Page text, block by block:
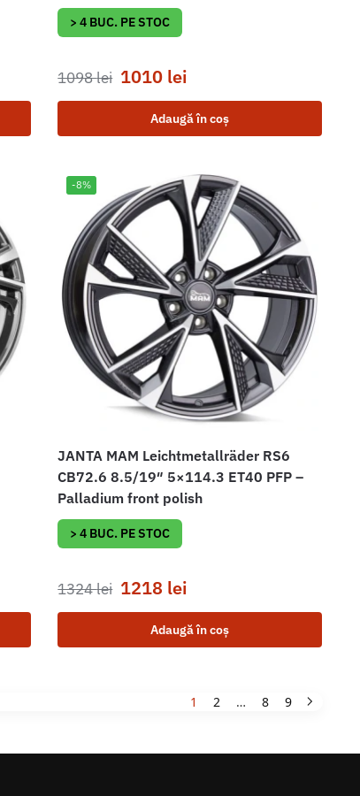
> 4 BUC. PE STOC
1098lei 1010 lei
Adaugă în coș
-8%
JANTA MAM Leichtmetallräder RS6
CB72.6 8.5/19″ 5×114.3 ET40 PFP –
Palladium front polish
> 4 BUC. PE STOC
1324lei 1218 lei
Adaugă în coș
1 2 … 8 9